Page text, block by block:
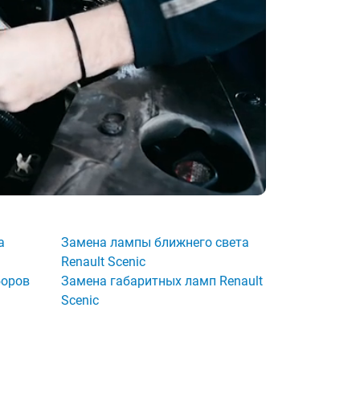
Замена лампы ближнего света
Renault Scenic
Замена габаритных ламп Renault
Scenic